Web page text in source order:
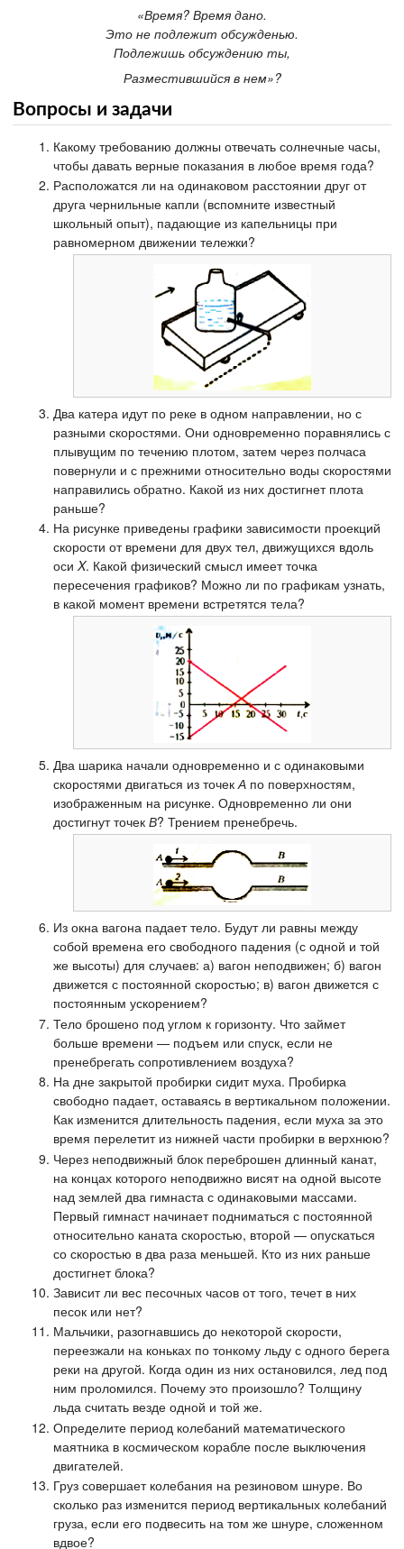
«Время? Время дано.
Это не подлежит обсужденью.
Подлежишь обсуждению ты,
Разместившийся в нем»?
Вопросы и задачи
Какому требованию должны отвечать солнечные часы,
чтобы давать верные показания в любое время года?
Расположатся ли на одинаковом расстоянии друг от
друга чернильные капли (вспомните известный
школьный опыт), падающие из капельницы при
равномерном движении тележки?
Два катера идут по реке в одном направлении, но с
разными скоростями. Они одновременно поравнялись с
плывущим по течению плотом, затем через полчаса
повернули и с прежними относительно воды скоростями
направились обратно. Какой из них достигнет плота
раньше?
На рисунке приведены графики зависимости проекций
скорости от времени для двух тел, движущихся вдоль
оси X. Какой физический смысл имеет точка
пересечения графиков? Можно ли по графикам узнать,
в какой момент времени встретятся тела?
Два шарика начали одновременно и с одинаковыми
скоростями двигаться из точекАпо поверхностям,
изображенным на рисунке. Одновременно ли они
достигнут точек В? Трением пренебречь.
Из окна вагона падает тело. Будут ли равны между
собой времена его свободного падения (с одной и той
же высоты) для случаев: а) вагон неподвижен; б) вагон
движется с постоянной скоростью; в) вагон движется с
постоянным ускорением?
Тело брошено под углом к горизонту. Что займет
больше времени — подъем или спуск, если не
пренебрегать сопротивлением воздуха?
На дне закрытой пробирки сидит муха. Пробирка
свободно падает, оставаясь в вертикальном положении.
Как изменится длительность падения, если муха за это
время перелетит из нижней части пробирки в верхнюю?
Через неподвижный блок переброшен длинный канат,
на концах которого неподвижно висят на одной высоте
над землей два гимнаста с одинаковыми массами.
Первый гимнаст начинает подниматься с постоянной
относительно каната скоростью, второй — опускаться
со скоростью в два раза меньшей. Кто из них раньше
достигнет блока?
Зависит ли вес песочных часов от того, течет в них
песок или нет?
Мальчики, разогнавшись до некоторой скорости,
переезжали на коньках по тонкому льду с одного берега
реки на другой. Когда один из них остановился, лед под
ним проломился. Почему это произошло? Толщину
льда считать везде одной и той же.
Определите период колебаний математического
маятника в космическом корабле после выключения
двигателей.
Груз совершает колебания на резиновом шнуре. Во
сколько раз изменится период вертикальных колебаний
груза, если его подвесить на том же шнуре, сложенном
вдвое?